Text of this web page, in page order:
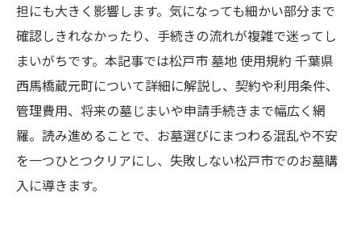
担にも大きく影響します。気になっても細かい部分まで
確認しきれなかったり、手続きの流れが複雑で迷ってし
まいがちです。本記事では松戸市 墓地 使用規約 千葉県
西馬橋蔵元町について詳細に解説し、契約や利用条件、
管理費用、将来の墓じまいや申請手続きまで幅広く網
羅。読み進めることで、お墓選びにまつわる混乱や不安
を一つひとつクリアにし、失敗しない松戸市でのお墓購
入に導きます。